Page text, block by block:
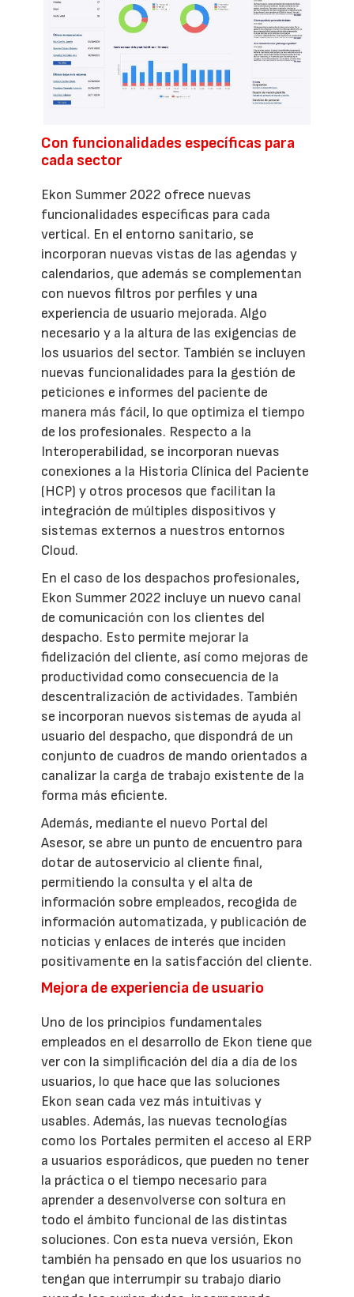
Con funcionalidades específicas para
cada sector
Ekon Summer 2022 ofrece nuevas
funcionalidades específicas para cada
vertical. En el entorno sanitario, se
incorporan nuevas vistas de las agendas y
calendarios, que además se complementan
con nuevos filtros por perfiles y una
experiencia de usuario mejorada. Algo
necesario y a la altura de las exigencias de
los usuarios del sector. También se incluyen
nuevas funcionalidades para la gestión de
peticiones e informes del paciente de
manera más fácil, lo que optimiza el tiempo
de los profesionales. Respecto a la
Interoperabilidad, se incorporan nuevas
conexiones a la Historia Clínica del Paciente
(HCP) y otros procesos que facilitan la
integración de múltiples dispositivos y
sistemas externos a nuestros entornos
Cloud.
En el caso de los despachos profesionales,
Ekon Summer 2022 incluye un nuevo canal
de comunicación con los clientes del
despacho. Esto permite mejorar la
fidelización del cliente, así como mejoras de
productividad como consecuencia de la
descentralización de actividades. También
se incorporan nuevos sistemas de ayuda al
usuario del despacho, que dispondrá de un
conjunto de cuadros de mando orientados a
canalizar la carga de trabajo existente de la
forma más eficiente.
Además, mediante el nuevo Portal del
Asesor, se abre un punto de encuentro para
dotar de autoservicio al cliente final,
permitiendo la consulta y el alta de
información sobre empleados, recogida de
información automatizada, y publicación de
noticias y enlaces de interés que inciden
positivamente en la satisfacción del cliente.
Mejora de experiencia de usuario
Uno de los principios fundamentales
empleados en el desarrollo de Ekon tiene que
ver con la simplificación del día a día de los
usuarios, lo que hace que las soluciones
Ekon sean cada vez más intuitivas y
usables. Además, las nuevas tecnologías
como los Portales permiten el acceso al ERP
a usuarios esporádicos, que pueden no tener
la práctica o el tiempo necesario para
aprender a desenvolverse con soltura en
todo el ámbito funcional de las distintas
soluciones. Con esta nueva versión, Ekon
también ha pensado en que los usuarios no
tengan que interrumpir su trabajo diario